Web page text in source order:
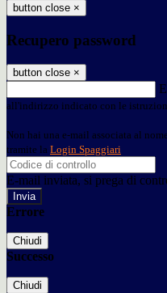
button close ×
Recupero password
button close ×
all'indirizzo indicato con le
Non hai una e-mail associata al
tramite la Login Spaggiari
E-mail inviata, si prega di
Errore
Chiudi
Successo
Chiudi